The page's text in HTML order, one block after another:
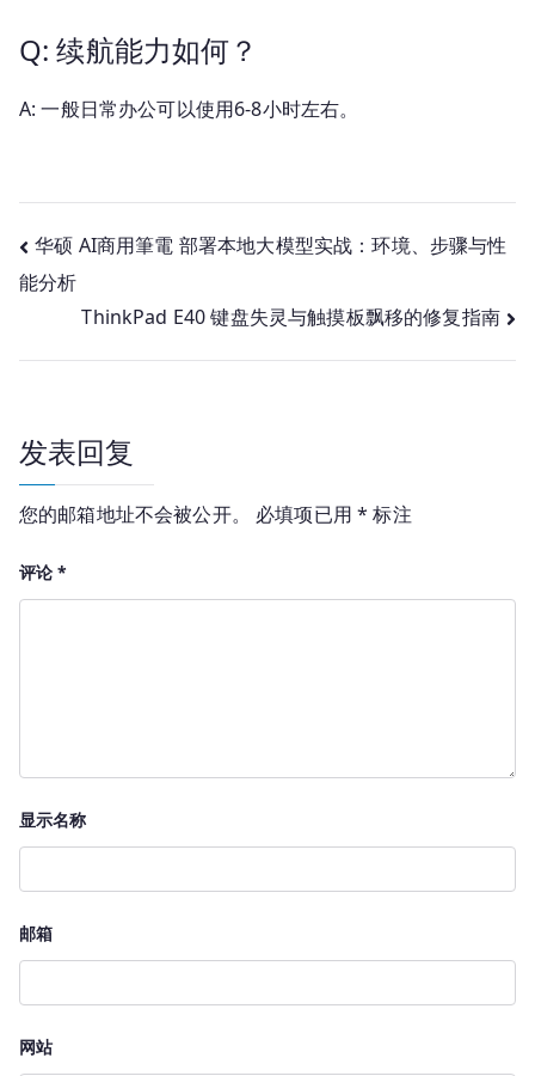
Q: 续航能力如何？
A: 一般日常办公可以使用6-8小时左右。
文
章
导
华硕 AI商用筆電 部署本地大模型实战：环境、步骤与性
能分析
ThinkPad E40 键盘失灵与触摸板飘移的修复指南
发表回复
您的邮箱地址不会被公开。 必填项已用* 标注
评论*
显示名称
邮箱
网站